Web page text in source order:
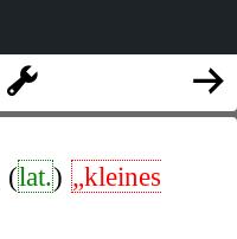
(lat.) „kleines